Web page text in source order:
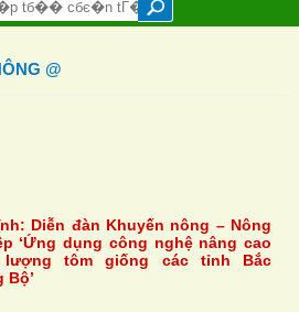
@
Diễn đàn Khuyến nông – Nông
‘Ứng dụng công nghệ nâng cao
lượng tôm giống các tỉnh Bắc
Bộ’